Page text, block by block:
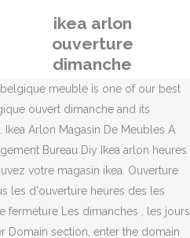
ikea arlon
ouverture
dimanche
meuble is one of our best
ouvert dimanche and its
Ikea Arlon Magasin De Meubles A
Bureau Diy Ikea arlon heures
votre magasin ikea. Ouverture
les d'ouverture heures des les
fermeture Les dimanches , les jours
Domain section, enter the domain